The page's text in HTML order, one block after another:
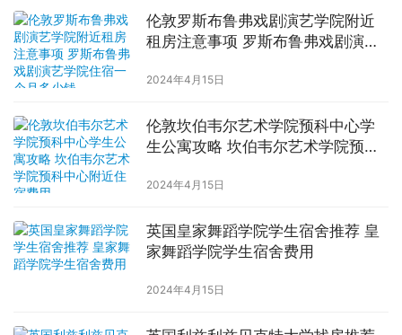
伦敦罗斯布鲁弗戏剧演艺学院附近
租房注意事项 罗斯布鲁弗戏剧演艺
2024年4月15日
伦敦坎伯韦尔艺术学院预科中心学
生公寓攻略 坎伯韦尔艺术学院预科
2024年4月15日
英国皇家舞蹈学院学生宿舍推荐 皇
家舞蹈学院学生宿舍费用
2024年4月15日